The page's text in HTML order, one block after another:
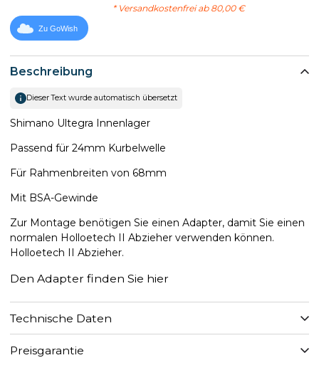
Beschreibung
Dieser Text wurde automatisch übersetzt
Shimano Ultegra Innenlager
Passend für 24mm Kurbelwelle
Für Rahmenbreiten von 68mm
Mit BSA-Gewinde
Zur Montage benötigen Sie einen Adapter, damit Sie einen
normalen Holloetech II Abzieher verwenden können.
Holloetech II Abzieher.
Den Adapter finden Sie hier
Technische Daten
Preisgarantie
* Versandkostenfrei ab 80,00 €
Zu GoWish